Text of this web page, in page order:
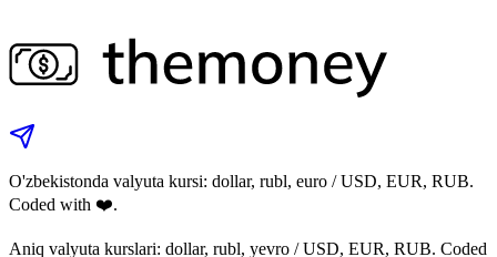
O'zbekistonda valyuta kursi: dollar, rubl, euro / USD, EUR, RUB.
Coded with ❤️.
Aniq valyuta kurslari: dollar, rubl, yevro / USD, EUR, RUB. Coded